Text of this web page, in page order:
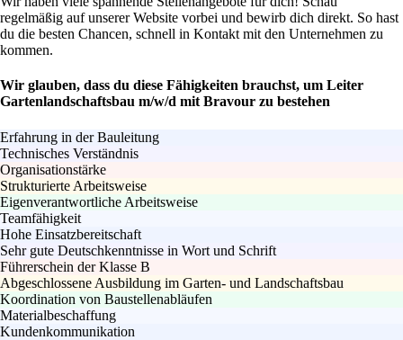
regelmäßig auf unserer Website vorbei und bewirb dich direkt. So hast
du die besten Chancen, schnell in Kontakt mit den Unternehmen zu
kommen.
Wir glauben, dass du diese Fähigkeiten brauchst, um Leiter
Gartenlandschaftsbau m/w/d mit Bravour zu bestehen
Erfahrung in der Bauleitung
Technisches Verständnis
Organisationstärke
Strukturierte Arbeitsweise
Eigenverantwortliche Arbeitsweise
Teamfähigkeit
Hohe Einsatzbereitschaft
Sehr gute Deutschkenntnisse in Wort und Schrift
Führerschein der Klasse B
Abgeschlossene Ausbildung im Garten- und Landschaftsbau
Koordination von Baustellenabläufen
Materialbeschaffung
Kundenkommunikation